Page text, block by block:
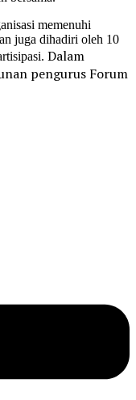
memenuhi
juga dihadiri oleh 10
Dalam
pengurus Forum